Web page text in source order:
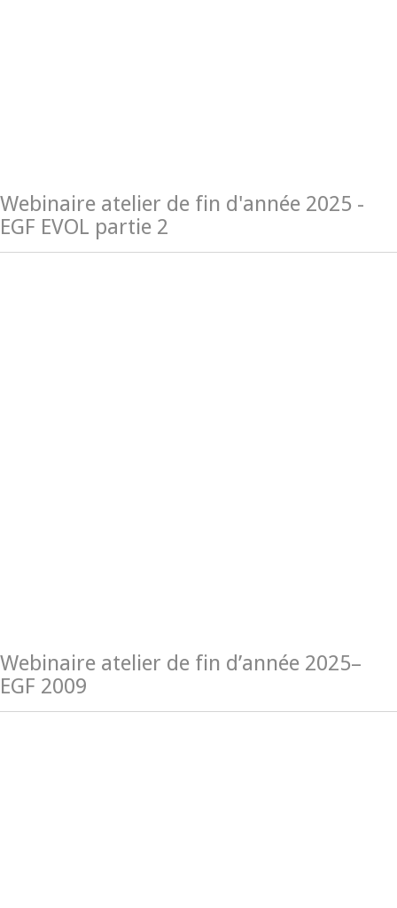
Webinaire atelier de fin d'année 2025 -
EGF EVOL partie 2
Webinaire atelier de fin d’année 2025–
EGF 2009